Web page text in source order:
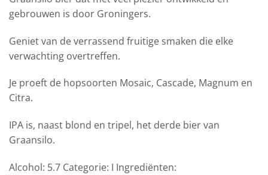
gebrouwen is door Groningers.
Geniet van de verrassend fruitige smaken die elke
verwachting overtreffen.
Je proeft de hopsoorten Mosaic, Cascade, Magnum en
Citra.
IPA is, naast blond en tripel, het derde bier van
Graansilo.
Alcohol: 5.7 Categorie: I Ingrediënten: